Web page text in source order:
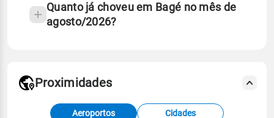
Quanto já choveu em Bagé no mês de
agosto/2026?
Fonte: dados combinados de estações
Proximidades
Aeroportos Cidades